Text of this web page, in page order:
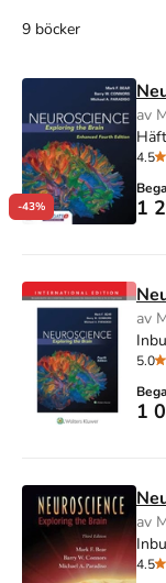
9 böcker
-43%
av
4.5
1
av
5.0
1
av
4.5